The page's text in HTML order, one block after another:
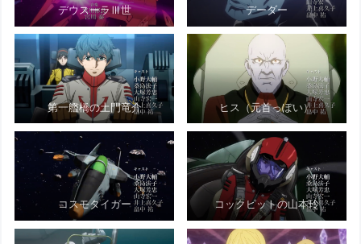
デウスーラⅢ世 デーダー
第一艦橋の土門竜介 ヒス（元首っぽい）
コスモタイガー コックピットの山本玲